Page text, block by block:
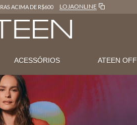
ACIMA DE R$600 LOJAONLINE
ACESSÓRIOS ATEEN OFF